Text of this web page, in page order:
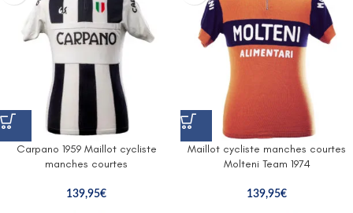
Carpano 1959 Maillot cycliste
manches courtes
139,95€
Maillot cycliste manches courtes
Molteni Team 1974
139,95€